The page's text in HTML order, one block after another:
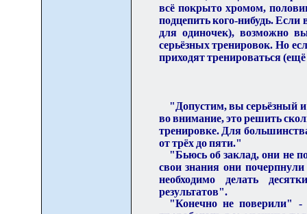
всё покрыто хромом,
подцепить кого-нибудь. Если
для одиночек), возможно
серьёзных тренировок. Но
приходят тренироваться
"Допустим, вы серьёзный
во внимание, это решить
тренировке. Для
от трёх до пяти."
"Бьюсь об заклад, они не
свои знания они
необходимо делать
результатов".
"Конечно не поверили"
-